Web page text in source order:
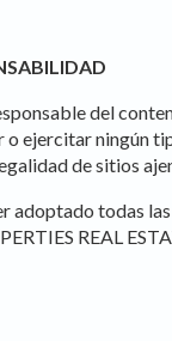
del
o ejercitar
de sitios
adoptado todas
REAL
uses its own
of configuring
on his hard
difficulties in
and
the monitoring